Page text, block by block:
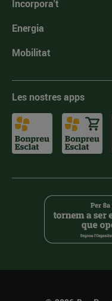
Incorpora't
Energia
Mobilitat
Les nostres apps